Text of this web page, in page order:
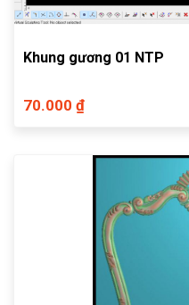
Khung gương 01 NTP
70.000 ₫